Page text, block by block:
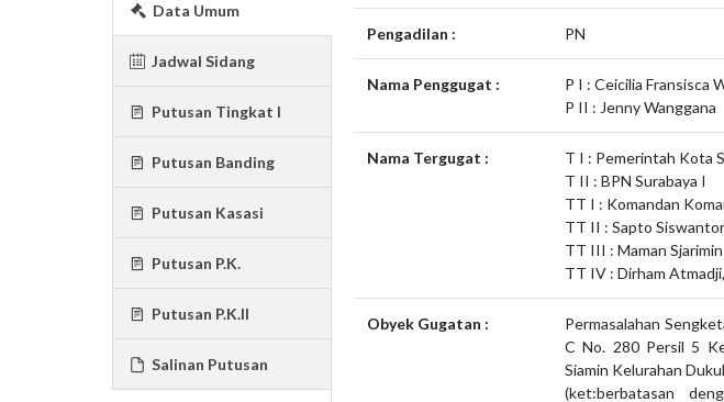
Data Umum
Jadwal Sidang
Putusan Tingkat I
Putusan Banding
Putusan Kasasi
Putusan P.K.
Putusan P.K.II
Salinan Putusan
Pengadilan : PN
Nama Penggugat :
P I : Ceicilia Fransisca
P II : Jenny Wanggana
Nama Tergugat :
T I : Pemerintah Kota
T II : BPN Surabaya I
TT I : Komandan
TT II : Sapto
TT III : Maman Sjarimin
TT IV : Dirham
Obyek Gugatan :
Permasalahan
C No. 280 Persil 5
Siamin Kelurahan
(ket:berbatasan